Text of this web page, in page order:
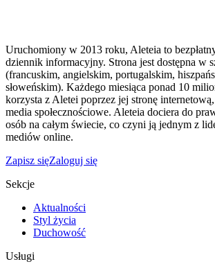
Uruchomiony w 2013 roku, Aleteia to
dziennik informacyjny. Strona jest dostępna w
(francuskim, angielskim, portugalskim,
słoweńskim). Każdego miesiąca ponad 10
korzysta z Aletei poprzez jej stronę
media społecznościowe. Aleteia dociera do
osób na całym świecie, co czyni ją jednym z
mediów online.
Zapisz sięZaloguj się
Sekcje
Aktualności
Styl życia
Duchowość
Usługi